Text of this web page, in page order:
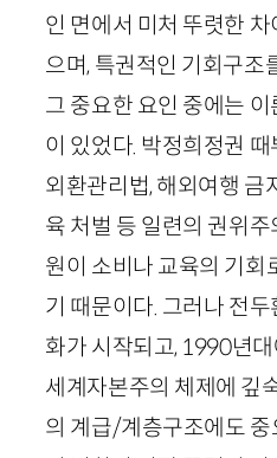
인 면에서 미처 뚜렷한
으며, 특권적인 기회구조
그 중요한 요인 중에는 이
이 있었다. 박정희정권
외환관리법, 해외여행 금
육 처벌 등 일련의 권위
원이 소비나 교육의 기회
기 때문이다. 그러나 전
화가 시작되고, 1990년
세계자본주의 체제에 깊
의 계급/계층구조에도